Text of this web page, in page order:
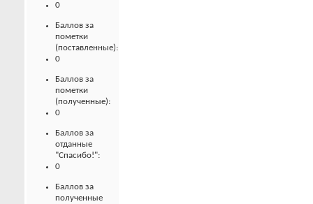
0
Баллов за
пометки
(поставленные):
0
Баллов за
пометки
(полученные):
0
Баллов за
отданные
"Спасибо!":
0
Баллов за
полученные